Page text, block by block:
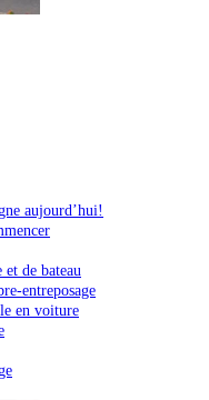
aujourd’hui!
de bateau
entreposage
en voiture